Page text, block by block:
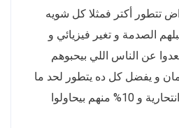
تتطور أكتر فمثلا كل شويه
الصدمة و تغير فيزيائي و
عن الناس اللي بيحبوهم
و يفضل كل ده يتطور لحد ما
27% يكون عندهم ميول انتحارية و 10% منهم بيحاولوا